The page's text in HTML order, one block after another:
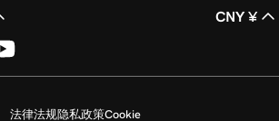
CNY ¥
法律法规隐私政策Cookie